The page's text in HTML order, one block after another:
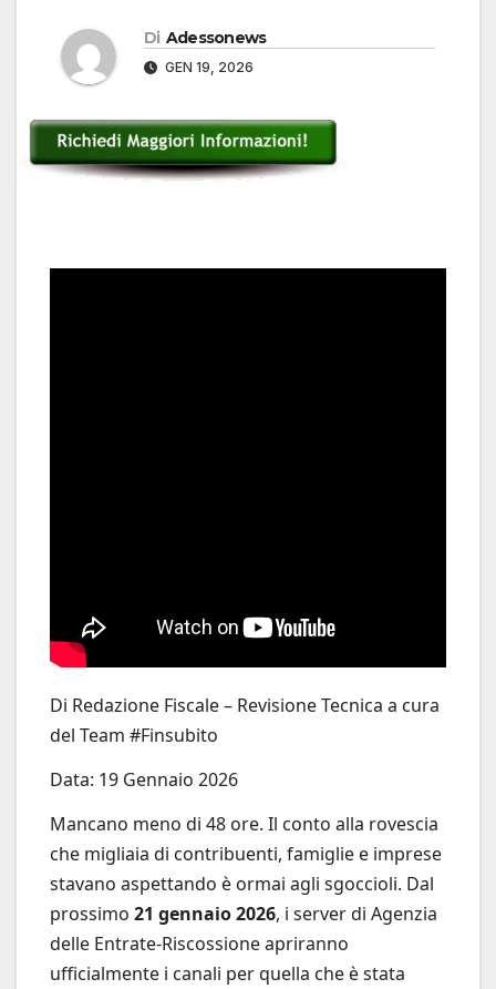
Di Adessonews
GEN 19, 2026
Di Redazione Fiscale – Revisione Tecnica a cura
del Team #Finsubito
Data: 19 Gennaio 2026
Mancano meno di 48 ore. Il conto alla rovescia
che migliaia di contribuenti, famiglie e imprese
stavano aspettando è ormai agli sgoccioli. Dal
prossimo 21 gennaio 2026, i server di Agenzia
delle Entrate-Riscossione apriranno
ufficialmente i canali per quella che è stata